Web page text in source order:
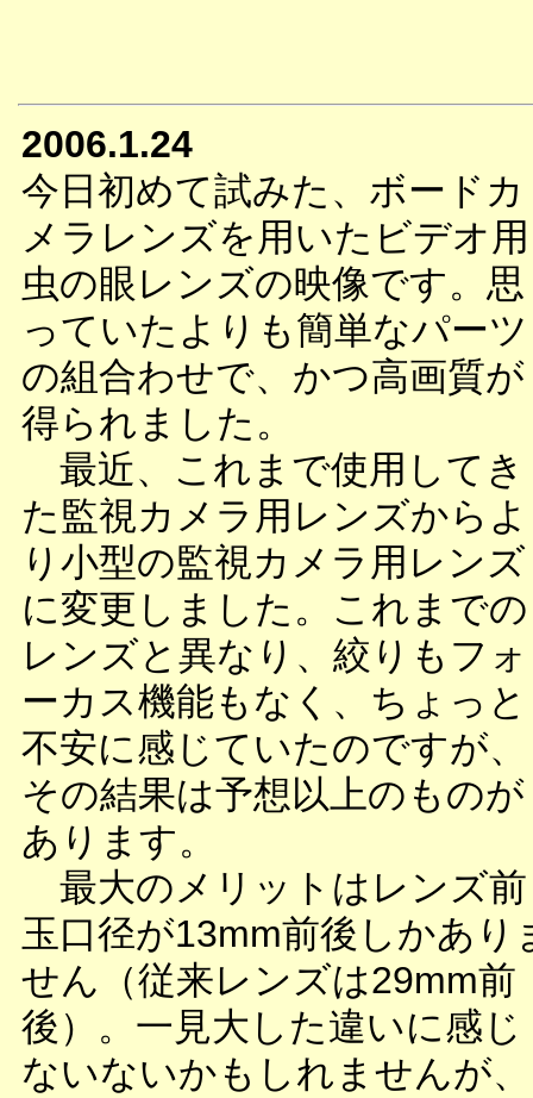
2006.1.24
今日初めて試みた、ボードカ
メラレンズを用いたビデオ用
虫の眼レンズの映像です。思
っていたよりも簡単なパーツ
の組合わせで、かつ高画質が
得られました。
最近、これまで使用してき
た監視カメラ用レンズからよ
り小型の監視カメラ用レンズ
に変更しました。これまでの
レンズと異なり、絞りもフォ
ーカス機能もなく、ちょっと
不安に感じていたのですが、
その結果は予想以上のものが
あります。
最大のメリットはレンズ前
玉口径が13mm前後しかあり
せん（従来レンズは29mm前
後）。一見大した違いに感じ
ないないかもしれませんが、